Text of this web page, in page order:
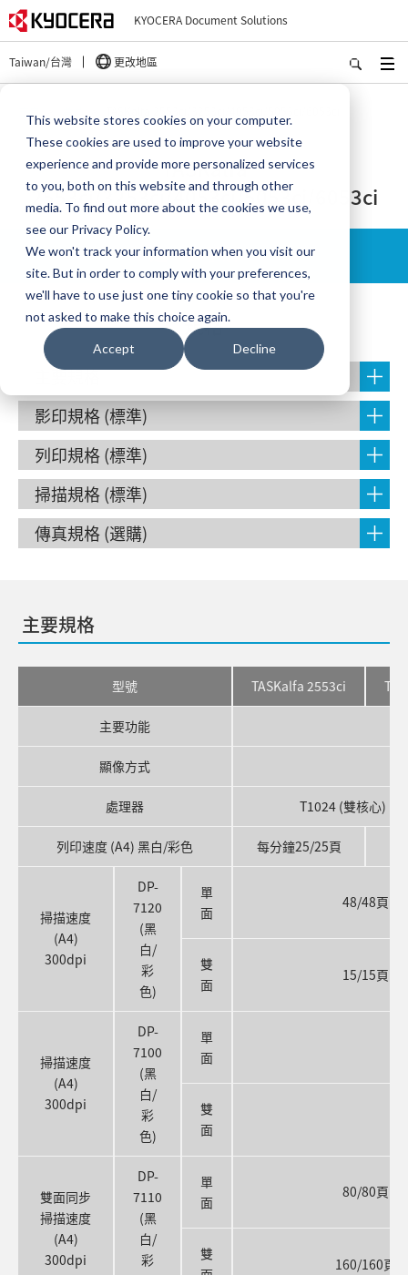
This website stores cookies on your computer.
These cookies are used to improve your website
experience and provide more personalized services
to you, both on this website and through other
media. To find out more about the cookies we use,
see our Privacy Policy.
We won't track your information when you visit our
site. But in order to comply with your preferences,
we'll have to use just one tiny cookie so that you're
not asked to make this choice again.
Accept Decline
KYOCERA Document Solutions
Taiwan/台灣 更改地區
TASKalfa
2553ci/3253ci/4053ci/5053ci/6053ci
進一步了解
規格
主要規格
影印規格 (標準)
列印規格 (標準)
掃描規格 (標準)
傳真規格 (選購)
主要規格
型號 TASKalfa 2553ci
主要功能
顯像方式
處理器 T1024 (雙核心)
列印速度 (A4) 黑白/彩色 每分鐘25/25頁
掃描速度
(A4)
300dpi
DP-
7120
(黑
白/
彩
色)
單
面
48/48頁
雙
面
15/15頁
掃描速度
(A4)
300dpi
DP-
7100
(黑
白/
彩
色)
單
面
雙
面
雙面同步
掃描速度
(A4)
300dpi
DP-
7110
(黑
白/
彩
單
面
80/80頁
雙
160/160頁